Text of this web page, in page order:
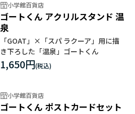
小学館百貨店
ゴートくん アクリルスタンド 温
泉
「GOAT」×「スパ ラクーア」用に描
き下ろした「温泉」ゴートくん
1,650円
小学館百貨店
ゴートくん ポストカードセット